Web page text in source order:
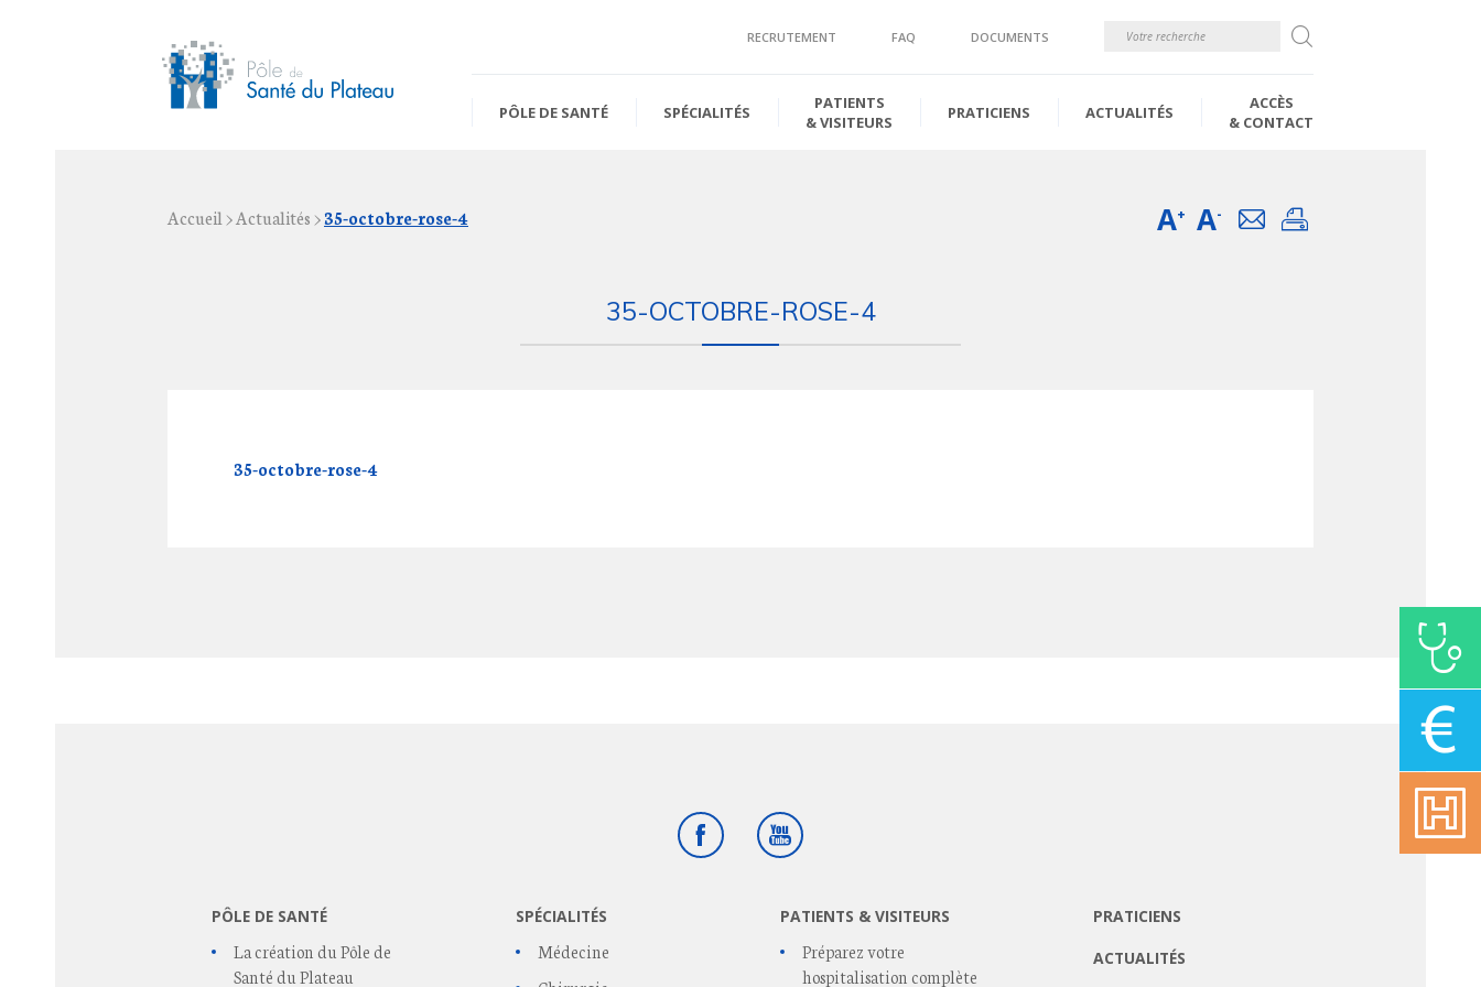
RECRUTEMENT FAQ DOCUMENTS
PÔLE DE SANTÉ SPÉCIALITÉS
PATIENTS
& VISITEURS
PRATICIENS ACTUALITÉS
ACCÈS
& CONTACT
Accueil >Actualités >35-octobre-rose-4 A+ A- EmailImprimer
35-OCTOBRE-ROSE-4
35-octobre-rose-4
FacebookYoutube
PÔLE DE SANTÉ
La création du Pôle de
Santé du Plateau
SPÉCIALITÉS
Médecine
PATIENTS & VISITEURS
Préparez votre
hospitalisation complète
PRATICIENS
ACTUALITÉS